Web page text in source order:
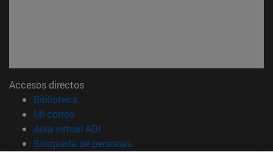
Accesos directos
Biblioteca
Mi correo(abre en nueva ventana)
Aula virtual ADI
Búsqueda de personas(abre en nueva ventana)